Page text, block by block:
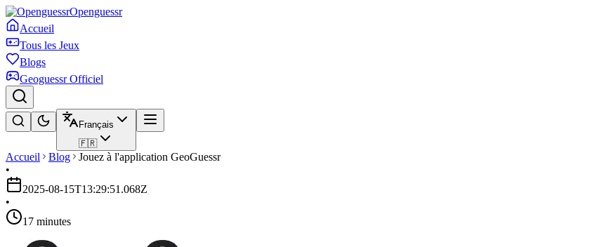
Openguessr
Accueil
Tous les Jeux
Blogs
Geoguessr Officiel
Français
🇫🇷
Accueil Blog
Jouez à l'application GeoGuessr
•
2025-08-15T13:29:51.068Z
•
17 minutes